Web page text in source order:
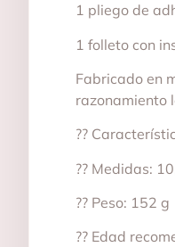
1 pliego de
1 folleto con
Fabricado en
razonamiento
??
?? Medidas:
?? Peso: 152 g
?? Edad